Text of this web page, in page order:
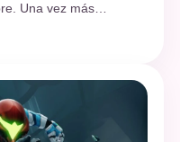
Una vez más
Steam, esta vez es el
juego indie de
creadores de […]